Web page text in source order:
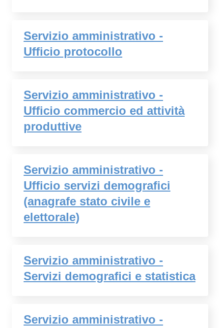
Servizio amministrativo -
Ufficio protocollo
Servizio amministrativo -
Ufficio commercio ed attività
produttive
Servizio amministrativo -
Ufficio servizi demografici
(anagrafe stato civile e
elettorale)
Servizio amministrativo -
Servizi demografici e statistica
Servizio amministrativo -